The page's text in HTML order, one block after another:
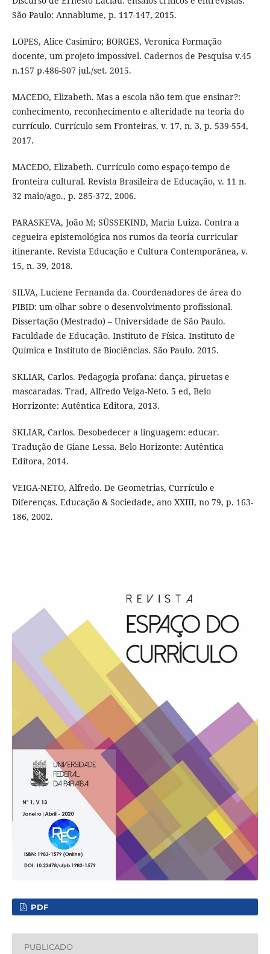
São Paulo: Annablume, p. 117-147, 2015.
LOPES, Alice Casimiro; BORGES, Veronica Formação
docente, um projeto impossível. Cadernos de Pesquisa v.45
n.157 p.486-507 jul./set. 2015.
MACEDO, Elizabeth. Mas a escola não tem que ensinar?:
conhecimento, reconhecimento e alteridade na teoria do
currículo. Currículo sem Fronteiras, v. 17, n. 3, p. 539-554,
2017.
MACEDO, Elizabeth. Currículo como espaço-tempo de
fronteira cultural. Revista Brasileira de Educação, v. 11 n.
32 maio/ago., p. 285-372, 2006.
PARASKEVA, João M; SÜSSEKIND, Maria Luiza. Contra a
cegueira epistemológica nos rumos da teoria curricular
itinerante. Revista Educação e Cultura Contemporânea, v.
15, n. 39, 2018.
SILVA, Luciene Fernanda da. Coordenadores de área do
PIBID: um olhar sobre o desenvolvimento profissional.
Dissertação (Mestrado) – Universidade de São Paulo.
Faculdade de Educação. Instituto de Física. Instituto de
Química e Instituto de Biociências. São Paulo. 2015.
SKLIAR, Carlos. Pedagogia profana: dança, piruetas e
mascaradas. Trad, Alfredo Veiga-Neto. 5 ed, Belo
Horrizonte: Autêntica Editora, 2013.
SKLIAR, Carlos. Desobedecer a linguagem: educar.
Tradução de Giane Lessa. Belo Horizonte: Autêntica
Editora, 2014.
VEIGA-NETO, Alfredo. De Geometrias, Currículo e
Diferenças. Educação & Sociedade, ano XXIII, no 79, p. 163-
186, 2002.
PDF
PUBLICADO